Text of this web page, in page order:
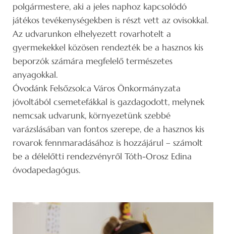
polgármestere, aki a jeles naphoz kapcsolódó
játékos tevékenységekben is részt vett az ovisokkal.
Az udvarunkon elhelyezett rovarhotelt a
gyermekekkel közösen rendezték be a hasznos kis
beporzók számára megfelelő természetes
anyagokkal.
Óvodánk Felsőzsolca Város Önkormányzata
jóvoltából csemetefákkal is gazdagodott, melynek
nemcsak udvarunk, környezetünk szebbé
varázslásában van fontos szerepe, de a hasznos kis
rovarok fennmaradásához is hozzájárul – számolt
be a délelőtti rendezvényről Tóth-Orosz Edina
óvodapedagógus.